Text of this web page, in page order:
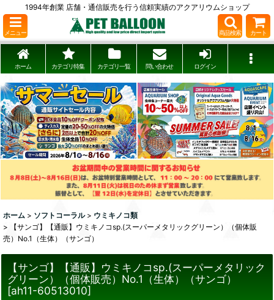
1994年創業 店舗・通信販売を行う信頼実績のアクアリウムショップ
メニュー 商品検索 カート
ホーム カテゴリ特集 カテゴリ一覧 問い合わせ ログイン
ホーム > ソフトコーラル > ウミキノコ類
>
【サンゴ】【通販】ウミキノコsp.(スーパーメタリックグリーン）（個体販
売）No.1（生体）（サンゴ）
【サンゴ】【通販】ウミキノコsp.(スーパーメタリック
グリーン）（個体販売）No.1（生体）（サンゴ）
[ah11-60513010]